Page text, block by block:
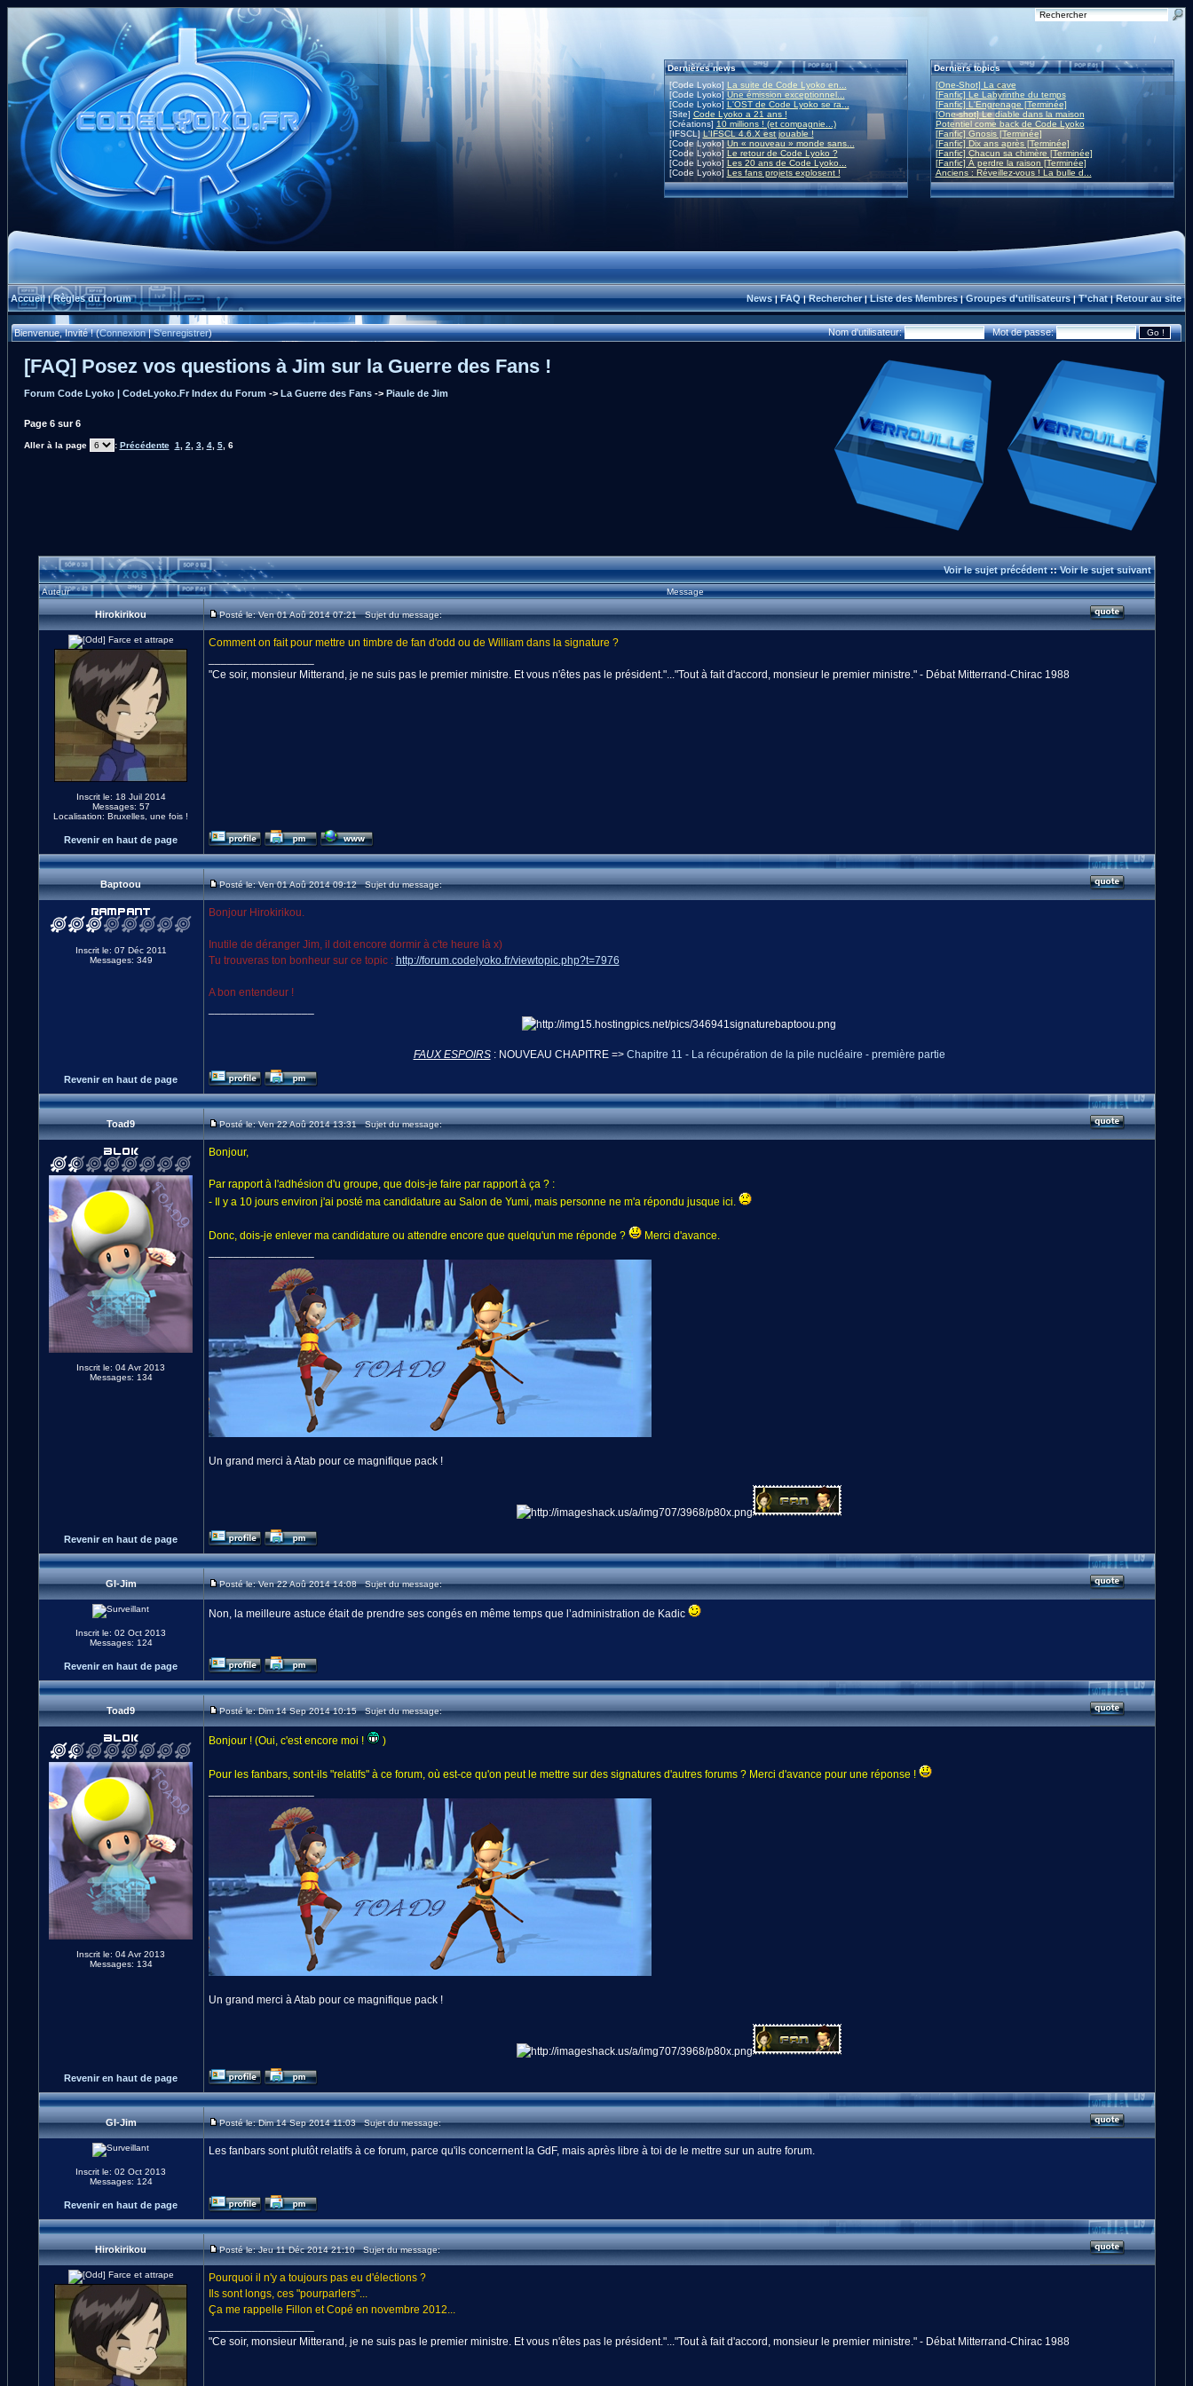
Dernières news
[Code Lyoko] La suite de Code Lyoko en...
[Code Lyoko]Une émission exceptionnel...
[Code Lyoko] L'OST de Code Lyoko se ra...
[Site] Code Lyoko a 21 ans !
[Créations] 10 millions ! (et compagnie...)
[IFSCL]L'IFSCL 4.6.X est jouable !
[Code Lyoko] Un « nouveau » monde sans...
[Code Lyoko] Le retour de Code Lyoko ?
[Code Lyoko] Les 20 ans de Code Lyoko...
[Code Lyoko] Les fans projets explosent !
Derniers topics
[One-Shot] La cave
[Fanfic] Le Labyrinthe du temps
[Fanfic] L'Engrenage [Terminée]
[One-shot] Le diable dans la maison
Potentiel come back de Code Lyoko
[Fanfic] Gnosis [Terminée]
[Fanfic] Dix ans après [Terminée]
[Fanfic] Chacun sa chimère [Terminée]
[Fanfic] À perdre la raison [Terminée]
Anciens : Réveillez-vous ! La bulle d...
Accueil|Règles du forum News|FAQ|Rechercher|Liste des Membres|Groupes d'utilisateurs|T'chat|Retour au site
Bienvenue, Invité ! (Connexion|S'enregistrer) Nom d'utilisateur: Mot de passe:
[FAQ] Posez vos questions à Jim sur la Guerre des Fans !
Forum Code Lyoko | CodeLyoko.Fr Index du Forum -> La Guerre des Fans-> Piaule de Jim
Page 6sur6
Aller à la page : Précédente 1 2 3, 4, 5, 6
Voir le sujet précédent::Voir le sujet suivant
Auteur Message
Hirokirikou Posté le: Ven 01 Aoû 2014 07:21 Sujet du message:
Inscrit le: 18 Juil 2014
Messages: 57
Localisation: Bruxelles, une fois !
Comment on fait pour mettre un timbre de fan d'odd ou de William dans la signature ?
"Ce soir, monsieur Mitterand, je ne suis pas le premier ministre. Et vous n'êtes pas le président."..."Tout à fait d'accord, monsieur le premier ministre." - Débat Mitterrand-Chirac 1988
Revenir en haut de page
Baptoou Posté le: Ven 01 Aoû 2014 09:12 Sujet du message:
Inscrit le: 07 Déc 2011
Messages: 349
Bonjour Hirokirikou.
Inutile de déranger Jim, il doit encore dormir à c'te heure là x)
Tu trouveras ton bonheur sur ce topic : http://forum.codelyoko.fr/viewtopic.php?t=7976
A bon entendeur !
FAUX ESPOIRS: NOUVEAU CHAPITRE =>Chapitre 11 - La récupération de la pile nucléaire - première partie
Revenir en haut de page
Toad9 Posté le: Ven 22 Aoû 2014 13:31 Sujet du message:
Inscrit le: 04 Avr 2013
Messages: 134
Bonjour,
Par rapport à l'adhésion d'u groupe, que dois-je faire par rapport à ça ? :
- Il y a 10 jours environ j'ai posté ma candidature au Salon de Yumi, mais personne ne m'a répondu jusque ici.
Donc, dois-je enlever ma candidature ou attendre encore que quelqu'un me réponde ?
Merci d'avance.
Un grand merci à Atab pour ce magnifique pack !
Revenir en haut de page
GI-Jim Posté le: Ven 22 Aoû 2014 14:08 Sujet du message:
Inscrit le: 02 Oct 2013
Messages: 124
Non, la meilleure astuce était de prendre ses congés en même temps que l’administration de Kadic
Revenir en haut de page
Toad9 Posté le: Dim 14 Sep 2014 10:15 Sujet du message:
Inscrit le: 04 Avr 2013
Messages: 134
Bonjour ! (Oui, c'est encore moi ! )
Pour les fanbars, sont-ils "relatifs" à ce forum, où est-ce qu'on peut le mettre sur des signatures d'autres forums ? Merci d'avance pour une réponse !
Un grand merci à Atab pour ce magnifique pack !
Revenir en haut de page
GI-Jim Posté le: Dim 14 Sep 2014 11:03 Sujet du message:
Inscrit le: 02 Oct 2013
Messages: 124
Les fanbars sont plutôt relatifs à ce forum, parce qu'ils concernent la GdF, mais après libre à toi de le mettre sur un autre forum.
Revenir en haut de page
Hirokirikou Posté le: Jeu 11 Déc 2014 21:10 Sujet du message:
Pourquoi il n'y a toujours pas eu d'élections ?
Ils sont longs, ces "pourparlers"...
Ça me rappelle Fillon et Copé en novembre 2012...
"Ce soir, monsieur Mitterand, je ne suis pas le premier ministre. Et vous n'êtes pas le président."..."Tout à fait d'accord, monsieur le premier ministre." - Débat Mitterrand-Chirac 1988